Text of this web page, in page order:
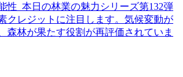
性 本日の林業の魅力シリーズ第132弾
クレジットに注目します。気候変動が
森林が果たす役割が再評価されていま